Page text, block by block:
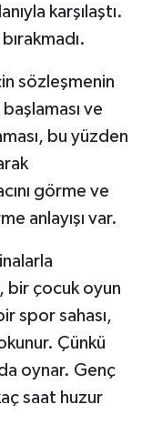
karşılaştı.
sözleşmenin
başlaması ve
bu yüzden
görme ve
anlayışı var.
bir çocuk oyun
spor sahası,
Çünkü
oynar. Genç
saat huzur